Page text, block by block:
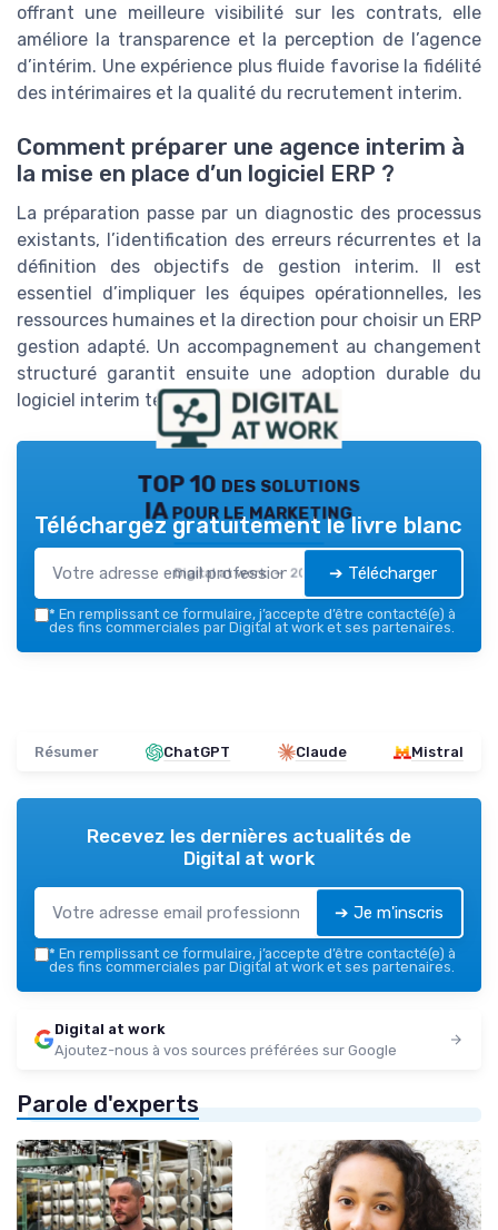
offrant une meilleure visibilité sur les contrats, elle
améliore la transparence et la perception de l’agence
d’intérim. Une expérience plus fluide favorise la fidélité
des intérimaires et la qualité du recrutement interim.
Comment préparer une agence interim à
la mise en place d’un logiciel ERP ?
La préparation passe par un diagnostic des processus
existants, l’identification des erreurs récurrentes et la
définition des objectifs de gestion interim. Il est
essentiel d’impliquer les équipes opérationnelles, les
ressources humaines et la direction pour choisir un ERP
gestion adapté. Un accompagnement au changement
structuré garantit ensuite une adoption durable du
logiciel interim tempo.
TOP 10 des solutions
IA pour le marketing
Digital at work — 2026
Téléchargez gratuitement le livre blanc
➔ Télécharger
* En remplissant ce formulaire, j’accepte d’être contacté(e) à
des fins commerciales par Digital at work et ses partenaires.
Résumer ChatGPT Claude Mistral
Recevez les dernières actualités de
Digital at work
➔ Je m'inscris
* En remplissant ce formulaire, j’accepte d’être contacté(e) à
des fins commerciales par Digital at work et ses partenaires.
Digital at work
Ajoutez-nous à vos sources préférées sur Google
Parole d'experts